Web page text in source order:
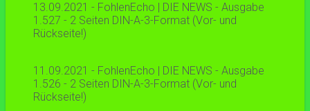
13.09.2021 - FohlenEcho | DIE NEWS - Ausgabe
1.527 - 2 Seiten DIN-A-3-Format (Vor- und
Rückseite!)
11.09.2021 - FohlenEcho | DIE NEWS - Ausgabe
1.526 - 2 Seiten DIN-A-3-Format (Vor- und
Rückseite!)